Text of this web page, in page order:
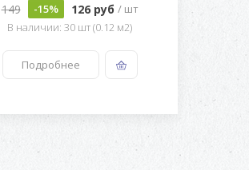
149 -15% 126 руб / шт
В наличии: 30 шт (0.12 м2)
Подробнее